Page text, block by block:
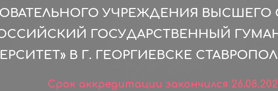
УЧРЕЖДЕНИЯ ВЫСШЕГО
ГОСУДАРСТВЕННЫЙ
В Г. ГЕОРГИЕВСКЕ
Срок аккредитации закончился